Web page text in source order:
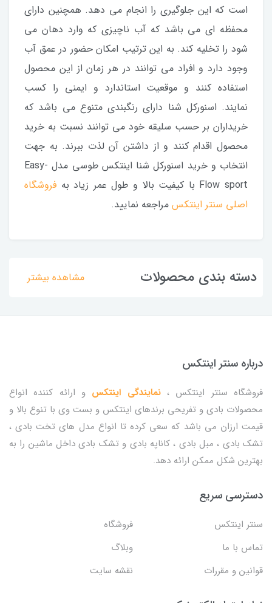
است که این جلوگیری را انجام می دهد. همچنین دارای
محفظه ای می باشد که آب ناچیزی که وارد دهان می
شود را تخلیه کند. به این ترتیب امکان حضور در عمق آب
وجود دارد و افراد می توانند در هر زمان از این محصول
استفاده کنند و موقعیت استاندارد و ایمنی را کسب
نمایند. اسنورکل شنا دارای رنگبندی متنوع می باشد که
خریداران بر حسب سلیقه خود می توانند نسبت به خرید
محصول اقدام کنند و از داشتن آن لذت ببرند. به جهت
انتخاب و خرید اسنورکل شنا اینتکس طوسی مدل Easy-
Flow sport با کیفیت بالا و طول عمر زیاد به
فروشگاه
اصلی سنتر اینتکس مراجعه نمایید.
دسته بندی محصولات مشاهده بیشتر
درباره سنتر اینتکس
فروشگاه سنتر اینتکس ،نمایندگی اینتکس و ارائه کننده انواع
محصولات بادی و تفریحی برندهای اینتکس و بست وی با تنوع بالا و
قیمت ارزان می باشد که سعی کرده تا انواع مدل های تخت بادی ،
تشک بادی ، مبل بادی ، کاناپه بادی و تشک بادی داخل ماشین را به
بهترین شکل ممکن ارائه دهد.
دسترسی سریع
سنتر اینتکس
فروشگاه
تماس با ما
وبلاگ
قوانین و مقررات
نقشه سایت